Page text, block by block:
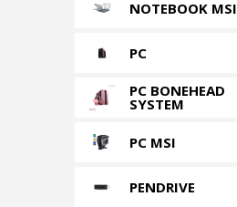
NOTEBOOK MSI
PC
PC BONEHEAD
SYSTEM
PC MSI
PENDRIVE